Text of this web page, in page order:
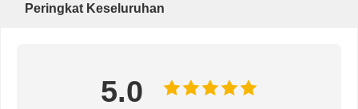
Peringkat Keseluruhan
5.0